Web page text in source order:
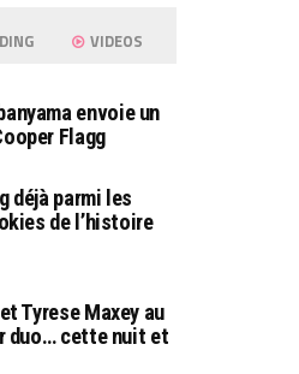
VIDEOS
envoie un
Flagg
déjà parmi les
de l’histoire
Tyrese Maxey au
duo… cette nuit et